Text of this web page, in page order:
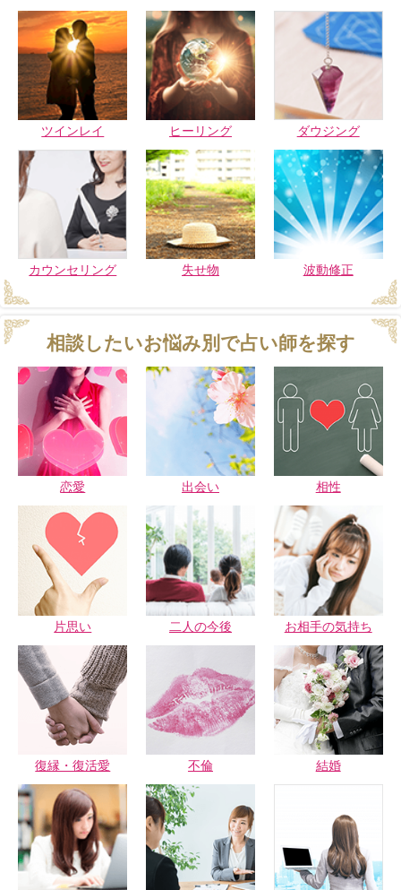
ツインレイ ヒーリング ダウジング
カウンセリング 失せ物 波動修正
相談したいお悩み別で占い師を探す
恋愛 出会い 相性
片思い 二人の今後 お相手の気持ち
復縁・復活愛 不倫 結婚